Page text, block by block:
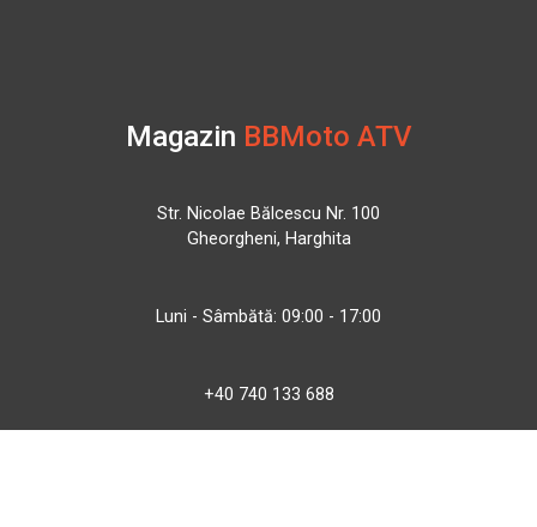
Magazin BBMoto ATV
Str. Nicolae Bălcescu Nr. 100
Gheorgheni, Harghita
Luni - Sâmbătă: 09:00 - 17:00
+40 740 133 688